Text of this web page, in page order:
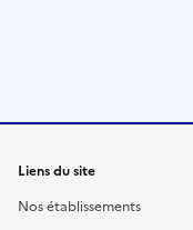
Liens du site
Nos établissements